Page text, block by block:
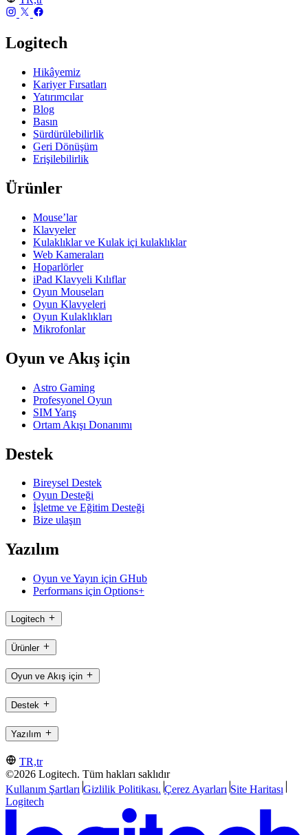
Logitech
Hikâyemiz
Kariyer Fırsatları
Yatırımcılar
Blog
Basın
Sürdürülebilirlik
Geri Dönüşüm
Erişilebilirlik
Ürünler
Mouse’lar
Klavyeler
Kulaklıklar ve Kulak içi kulaklıklar
Web Kameraları
Hoparlörler
iPad Klavyeli Kılıflar
Oyun Mouseları
Oyun Klavyeleri
Oyun Kulaklıkları
Mikrofonlar
Oyun ve Akış için
Astro Gaming
Profesyonel Oyun
SIM Yarış
Ortam Akışı Donanımı
Destek
Bireysel Destek
Oyun Desteği
İşletme ve Eğitim Desteği
Bize ulaşın
Yazılım
Oyun ve Yayın için GHub
Performans için Options+
Logitech
Ürünler
Oyun ve Akış için
Destek
Yazılım
TR,tr
©2026 Logitech. Tüm hakları saklıdır
Kullanım Şartları Gizlilik Politikası. Çerez Ayarları Site Haritası
Logitech